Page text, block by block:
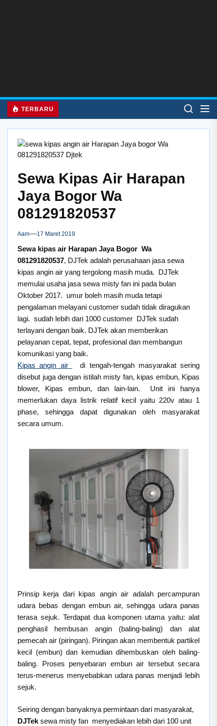
TERBARU
Sewa Kipas Air Harapan
Jaya Bogor Wa
081291820537
Aam 17 Maret 2019
Sewa kipas air Harapan Jaya Bogor Wa
081291820537, DJTek adalah perusahaan jasa sewa
kipas angin air yang tergolong masih muda. DJTek
memulai usaha jasa sewa misty fan ini pada bulan
Oktober 2017. umur boleh masih muda tetapi
pengalaman melayani customer sudah tidak diragukan
lagi. sudah lebih dari 1000 customer DJTek sudah
terlayani dengan baik. DJTek akan memberikan
pelayanan cepat, tepat, profesional dan membangun
komunikasi yang baik.
Kipas angin air
di tengah-tengah masyarakat sering
disebut juga dengan istilah misty fan, kipas embun, Kipas
blower, Kipas embun, dan lain-lain. Unit ini hanya
memerlukan daya listrik relatif kecil yaitu 220v atau 1
phase, sehingga dapat digunakan oleh masyarakat
secara umum.
Prinsip kerja dari kipas angin air adalah percampuran
udara bebas dengan embun air, sehingga udara panas
terasa sejuk. Terdapat dua komponen utama yaitu: alat
penghasil hembusan angin (baling-baling) dan alat
pemecah air (piringan). Piringan akan membentuk partikel
kecil (embun) dan kemudian dihembuskan oleh baling-
baling. Proses penyebaran embun air tersebut secara
terus-menerus menyebabkan udara panas menjadi lebih
sejuk.
Seiring dengan banyaknya permintaan dari masyarakat,
DJTek sewa misty fan menyediakan lebih dari 100 unit